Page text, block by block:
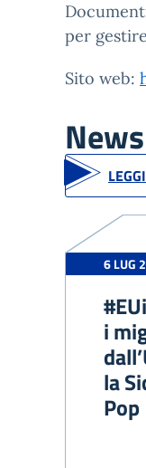
per
Sito web:
6 LUG
i
la
Pop